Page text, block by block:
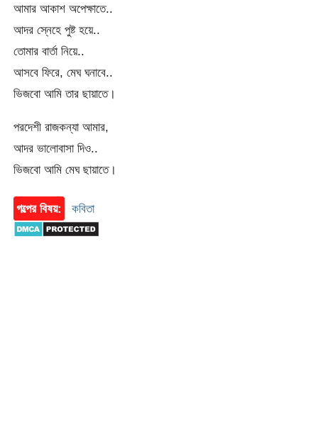
আমার আকাশ অপেক্ষাতে..
আদর স্নেহে পুষ্ট হয়ে..
তোমার বার্তা নিয়ে..
আসবে ফিরে, মেঘ ঘনাবে..
ভিজবো আমি তার ছায়াতে।
পরদেশী রাজকন্যা আমার,
আদর ভালোবাসা দিও..
ভিজবো আমি মেঘ ছায়াতে।
গল্পের বিষয়: কবিতা